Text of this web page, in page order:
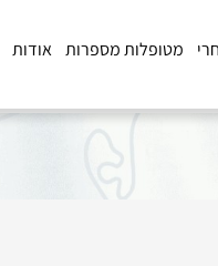
מטופלות מספרות אודות